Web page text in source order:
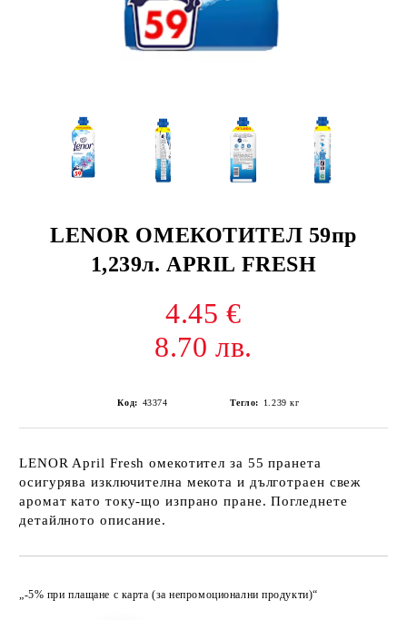
LENOR ОМЕКОТИТЕЛ 59пр
1,239л. APRIL FRESH
4.45 €
8.70 лв.
Код: 43374 Тегло: 1.239 кг
LENOR April Fresh омекотител за 55 пранета
осигурява изключителна мекота и дълготраен свеж
аромат като току-що изпрано пране. Погледнете
детайлното описание.
„-5% при плащане с карта (за непромоционални продукти)“